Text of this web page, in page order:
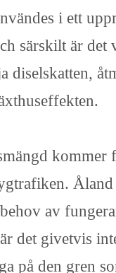
i ett
särskilt är det
diselskatten,
kommer
Åland
av
det givetvis
på den gren